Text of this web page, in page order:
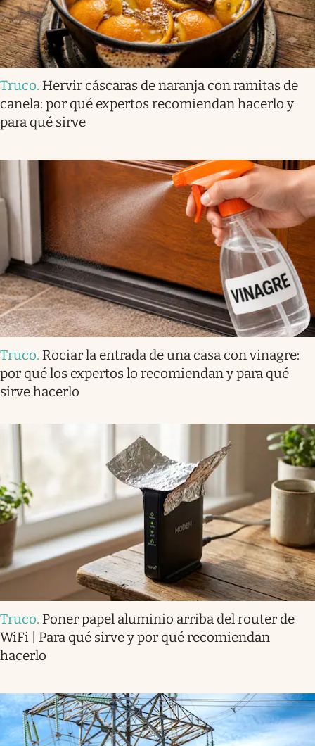
Truco. Hervir cáscaras de naranja con ramitas de
canela: por qué expertos recomiendan hacerlo y
para qué sirve
Truco. Rociar la entrada de una casa con vinagre:
por qué los expertos lo recomiendan y para qué
sirve hacerlo
Truco. Poner papel aluminio arriba del router de
WiFi | Para qué sirve y por qué recomiendan
hacerlo